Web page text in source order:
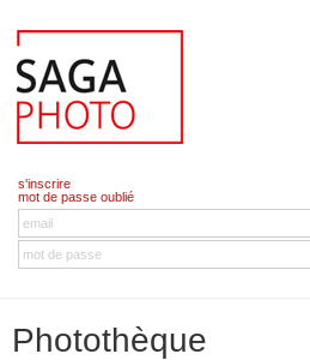
s'inscrire
mot de passe oublié
Photothèque